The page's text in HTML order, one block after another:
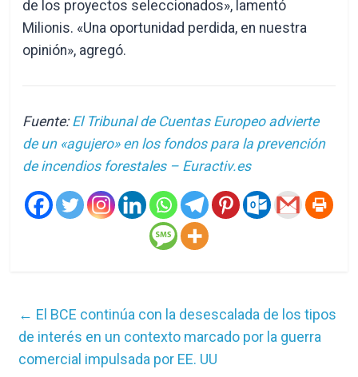
de los proyectos seleccionados», lamentó
Milionis. «Una oportunidad perdida, en nuestra
opinión», agregó.
Fuente:El Tribunal de Cuentas Europeo advierte
de un «agujero» en los fondos para la prevención
de incendios forestales – Euractiv.es
← El BCE continúa con la desescalada de los tipos
de interés en un contexto marcado por la guerra
comercial impulsada por EE. UU